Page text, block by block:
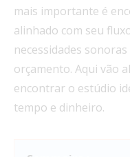
mais importante é
alinhado com seu
necessidades
orçamento. Aqui vão
encontrar o estúdio
tempo e dinheiro.